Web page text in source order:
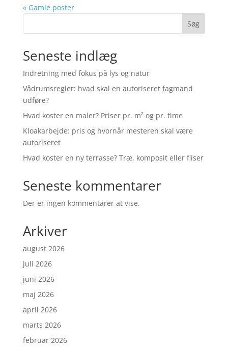
« Gamle poster
Søg
Seneste indlæg
Indretning med fokus på lys og natur
Vådrumsregler: hvad skal en autoriseret fagmand
udføre?
Hvad koster en maler? Priser pr. m² og pr. time
Kloakarbejde: pris og hvornår mesteren skal være
autoriseret
Hvad koster en ny terrasse? Træ, komposit eller fliser
Seneste kommentarer
Der er ingen kommentarer at vise.
Arkiver
august 2026
juli 2026
juni 2026
maj 2026
april 2026
marts 2026
februar 2026